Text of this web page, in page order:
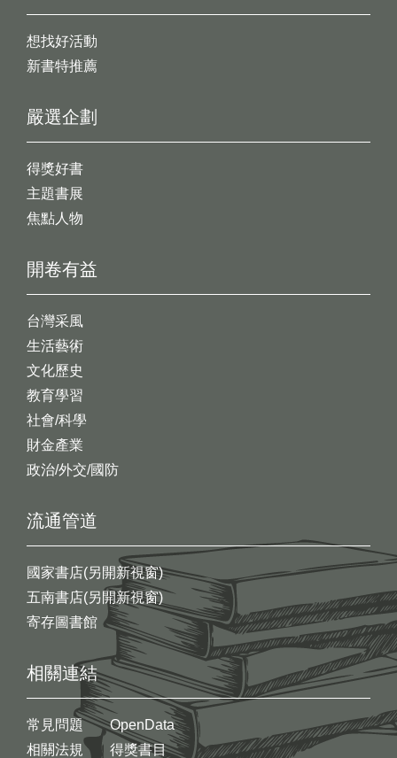
想找好活動
新書特推薦
開卷有益
台灣采風
生活藝術
文化歷史
教育學習
社會/科學
財金產業
政治/外交/國防
嚴選企劃
得獎好書
主題書展
焦點人物
流通管道
國家書店(另開新視窗)
五南書店(另開新視窗)
寄存圖書館
相關連結
常見問題
相關法規
OpenData
得獎書目